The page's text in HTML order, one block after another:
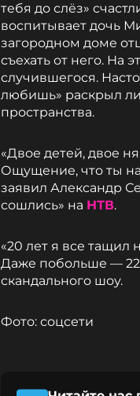
тебя до слёз»
воспитывает дочь
загородном доме
съехать от него. На
случившегося.
любишь» раскрыл
пространства.
«Двое детей, двое
Ощущение, что ты
заявил Александр
сошлись» на НТВ.
«20 лет я все тащил
Даже побольше — 22
скандального шоу.
Фото: соцсети